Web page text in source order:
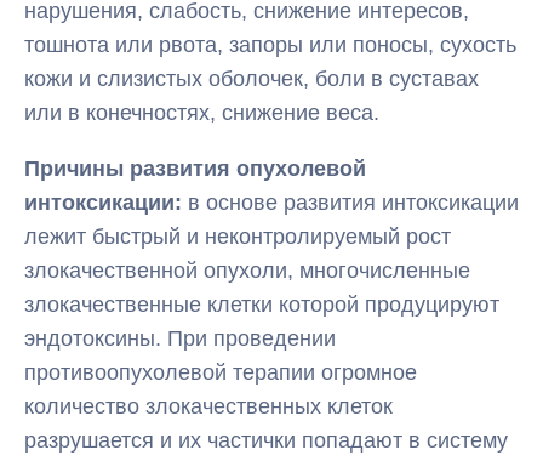
нарушения, слабость, снижение интересов,
тошнота или рвота, запоры или поносы, сухость
кожи и слизистых оболочек, боли в суставах
или в конечностях, снижение веса.
Причины развития опухолевой
интоксикации: в основе развития интоксикации
лежит быстрый и неконтролируемый рост
злокачественной опухоли, многочисленные
злокачественные клетки которой продуцируют
эндотоксины. При проведении
противоопухолевой терапии огромное
количество злокачественных клеток
разрушается и их частички попадают в систему